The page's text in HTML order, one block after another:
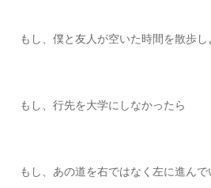
もし、僕と友人が空いた時間を散歩
もし、行先を大学にしなかったら
もし、あの道を右ではなく左に進んで